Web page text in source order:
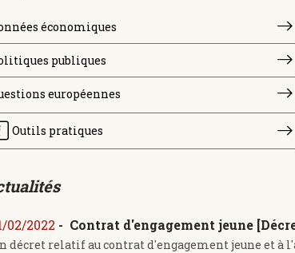
économiques
publiques
européennes
Outils pratiques
02/2022 - Contrat d'engagement jeune
décret relatif au contrat d'engagement jeune et à